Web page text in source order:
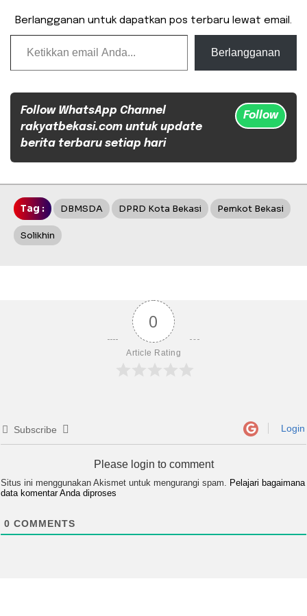
Berlangganan untuk dapatkan pos terbaru lewat email.
Ketikkan email Anda...
Berlangganan
Follow WhatsApp Channel
rakyatbekasi.com untuk update
berita terbaru setiap hari
Follow
Tag : DBMSDA DPRD Kota Bekasi Pemkot Bekasi
Solikhin
0
Article Rating
Subscribe Login
Please login to comment
Situs ini menggunakan Akismet untuk mengurangi spam.
Pelajari bagaimana
data komentar Anda diproses
0 COMMENTS